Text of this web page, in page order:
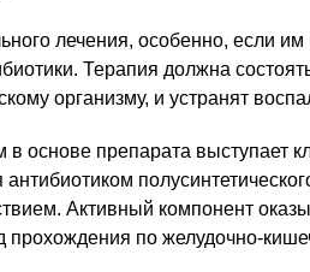
лечения, особенно, если
Терапия должна
организму, и устранят
основе препарата выступает
Активный компонент
по желудочно-